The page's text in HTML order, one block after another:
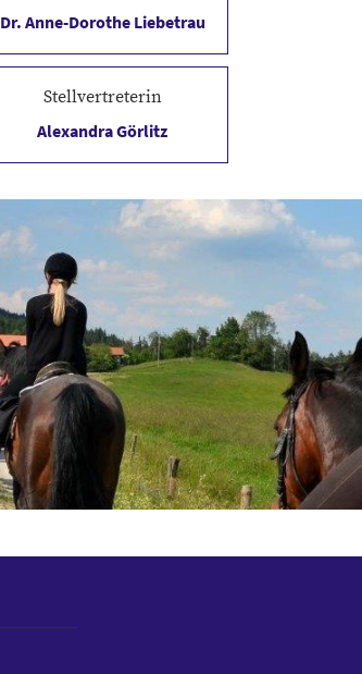
Nürnberger Burg-Pokal der
Partner-Pferd-Cup
Junior-Future-Tour
Dr. Anne-Dorothe Liebetrau
0172/3631830
Stellvertreterin
Alexandra Görlitz
alex.goerlitz@googlemail.com